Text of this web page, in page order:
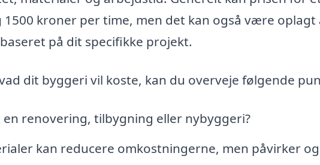
kroner per time, men det kan også være oplagt
på dit specifikke projekt.
dit byggeri vil koste, kan du overveje følgende
renovering, tilbygning eller nybyggeri?
kan reducere omkostningerne, men påvirker